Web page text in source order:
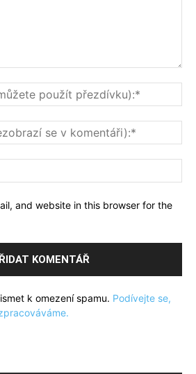
and website in this browser for the
k omezení spamu. Podívejte se,